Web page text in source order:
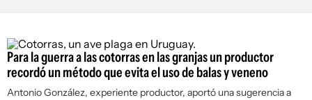
Para la guerra a las cotorras en las granjas un productor
recordó un método que evita el uso de balas y veneno
Antonio González, experiente productor, aportó una sugerencia a